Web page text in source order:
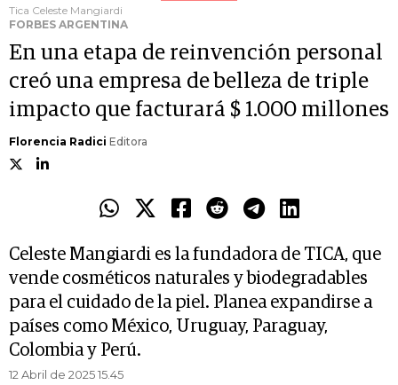
Tica Celeste Mangiardi
FORBES ARGENTINA
En una etapa de reinvención personal
creó una empresa de belleza de triple
impacto que facturará $ 1.000 millones
Florencia Radici Editora
Celeste Mangiardi es la fundadora de TICA, que
vende cosméticos naturales y biodegradables
para el cuidado de la piel. Planea expandirse a
países como México, Uruguay, Paraguay,
Colombia y Perú.
12 Abril de 2025 15.45